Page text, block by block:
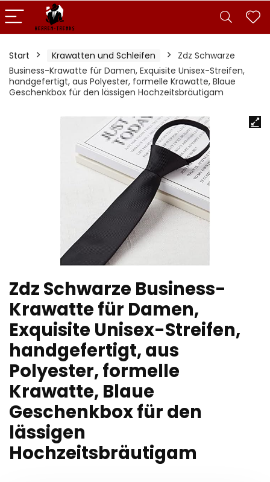
Start Krawatten und Schleifen
Zdz Schwarze
Business-Krawatte für Damen, Exquisite Unisex-Streifen,
handgefertigt, aus Polyester, formelle Krawatte, Blaue
Geschenkbox für den lässigen Hochzeitsbräutigam
Zdz Schwarze Business-
Krawatte für Damen,
Exquisite Unisex-Streifen,
handgefertigt, aus
Polyester, formelle
Krawatte, Blaue
Geschenkbox für den
lässigen
Hochzeitsbräutigam